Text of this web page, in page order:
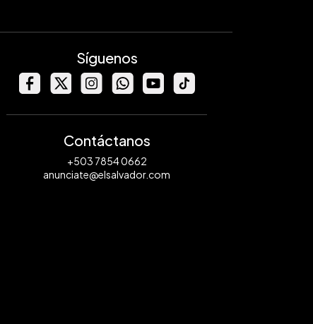
Síguenos
Contáctanos
+503 7854 0662
anunciate@elsalvador.com